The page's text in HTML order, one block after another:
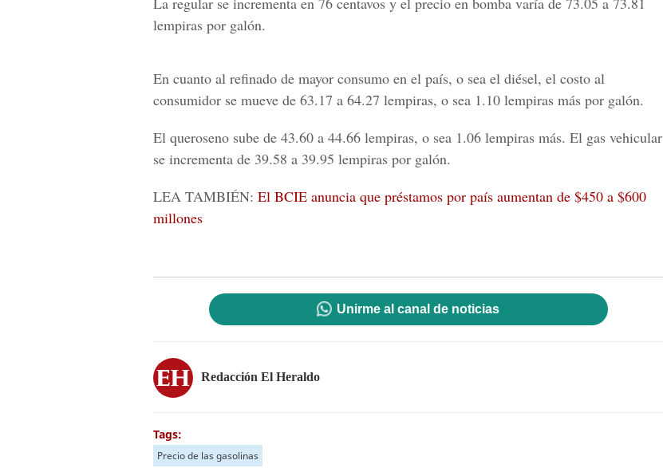
lempiras por galón.
En cuanto al refinado de mayor consumo en el país, o sea el diésel, el costo al
consumidor se mueve de 63.17 a 64.27 lempiras, o sea 1.10 lempiras más por galón.
El queroseno sube de 43.60 a 44.66 lempiras, o sea 1.06 lempiras más. El gas vehicular
se incrementa de 39.58 a 39.95 lempiras por galón.
LEA TAMBIÉN: El BCIE anuncia que préstamos por país aumentan de $450 a $600
millones
Unirme al canal de noticias
Redacción El Heraldo
Tags:
Precio de las gasolinas